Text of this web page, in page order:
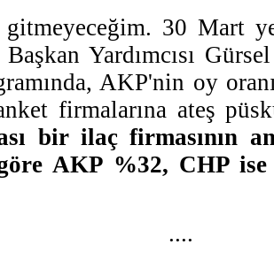
30 Mart
Yardımcısı
AKP'nin oy
firmalarına ateş
bir ilaç firmasının
AKP %32, CHP
....